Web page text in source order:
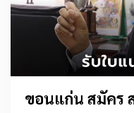
ขอนแก่น สมัคร